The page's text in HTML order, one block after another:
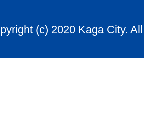
(c) 2020 Kaga City.